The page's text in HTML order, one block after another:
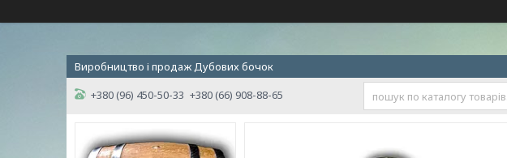
Виробництво і продаж Дубових бочок
+380 (96) 450-50-33 +380 (66) 908-88-65